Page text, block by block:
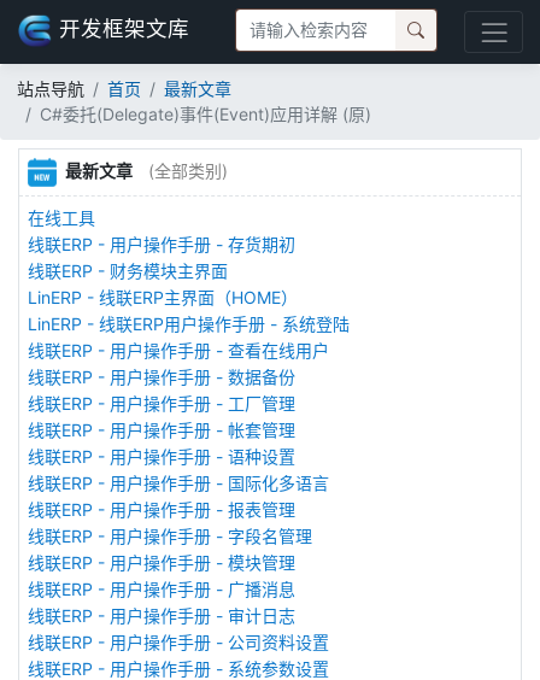
开发框架文库
站点导航 首页
最新文章
C#委托(Delegate)事件(Event)应用详解 (原)
最新文章 (全部类别)
在线工具
线联ERP - 用户操作手册 - 存货期初
线联ERP - 财务模块主界面
LinERP - 线联ERP主界面（HOME）
LinERP - 线联ERP用户操作手册 - 系统登陆
线联ERP - 用户操作手册 - 查看在线用户
线联ERP - 用户操作手册 - 数据备份
线联ERP - 用户操作手册 - 工厂管理
线联ERP - 用户操作手册 - 帐套管理
线联ERP - 用户操作手册 - 语种设置
线联ERP - 用户操作手册 - 国际化多语言
线联ERP - 用户操作手册 - 报表管理
线联ERP - 用户操作手册 - 字段名管理
线联ERP - 用户操作手册 - 模块管理
线联ERP - 用户操作手册 - 广播消息
线联ERP - 用户操作手册 - 审计日志
线联ERP - 用户操作手册 - 公司资料设置
线联ERP - 用户操作手册 - 系统参数设置